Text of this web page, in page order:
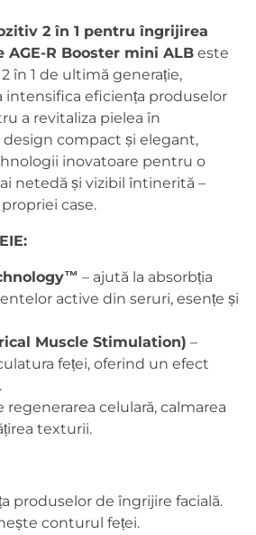
2 în 1 pentru îngrijirea
AGE-R Booster mini ALB este
în 1 de ultimă generație,
eficiența produselor
a revitaliza pielea în
compact și elegant,
inovatoare pentru o
netedă și vizibil întinerită –
case.
– ajută la absorbția
active din seruri, esențe și
Muscle Stimulation) –
feței, oferind un efect
regenerarea celulară, calmarea
texturii.
produselor de îngrijire facială.
conturul feței.